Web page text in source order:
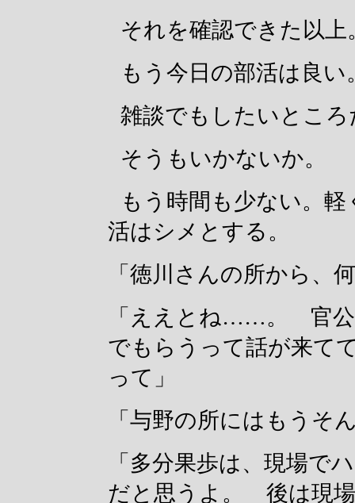
それを確認できた以上
もう今日の部活は良い
雑談でもしたいところ
そうもいかないか。
もう時間も少ない。
活はシメとする。
「徳川さんの所から、
「ええとね……。 官公
でもらうって話が来て
って」
「与野の所にはもうそ
「多分果歩は、現場で
だと思うよ。 後は現